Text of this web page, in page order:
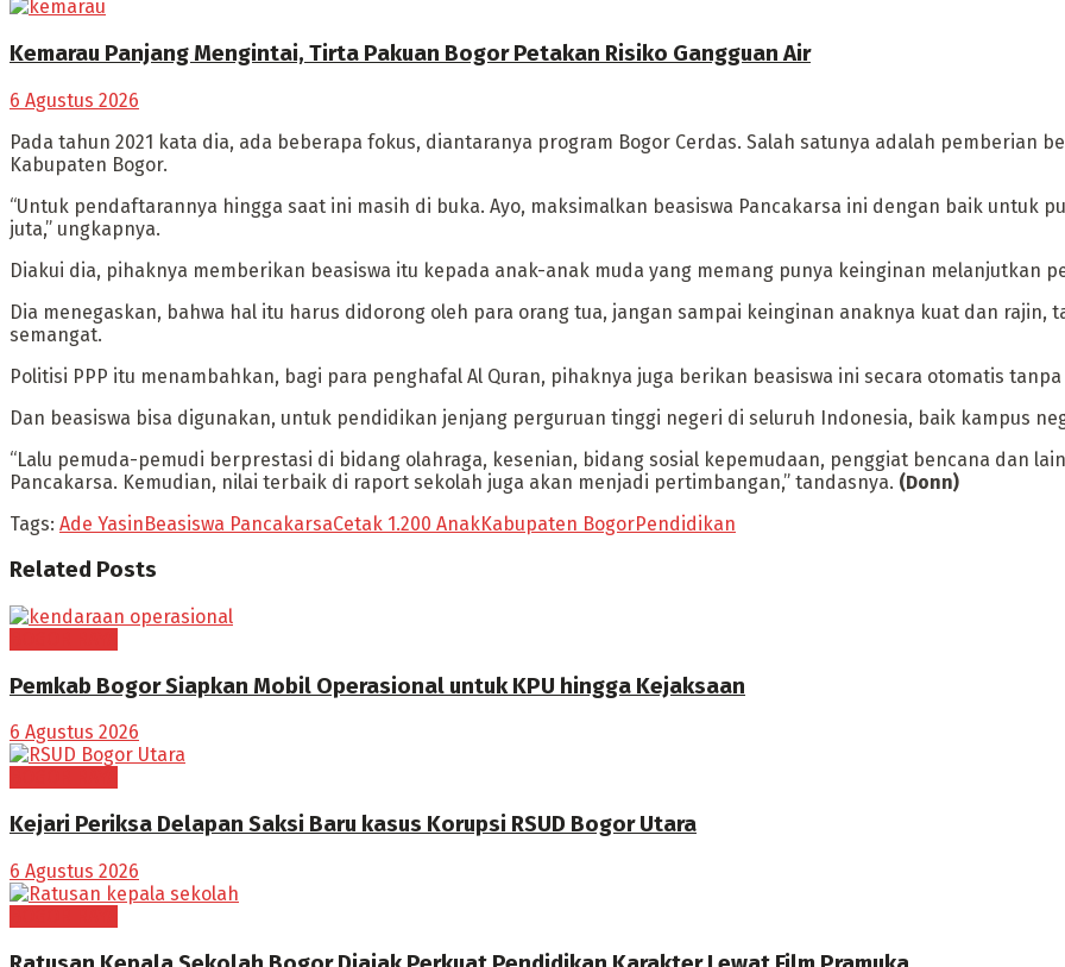
Kemarau Panjang Mengintai, Tirta Pakuan Bogor Petakan Risiko Gangguan Air
6 Agustus 2026
Pada tahun 2021 kata dia, ada beberapa fokus, diantaranya program Bogor Cerdas. Salah satunya adalah pemberian
Kabupaten Bogor.
“Untuk pendaftarannya hingga saat ini masih di buka. Ayo, maksimalkan beasiswa Pancakarsa ini dengan baik untuk
juta,” ungkapnya.
Diakui dia, pihaknya memberikan beasiswa itu kepada anak-anak muda yang memang punya keinginan melanjutkan
Dia menegaskan, bahwa hal itu harus didorong oleh para orang tua, jangan sampai keinginan anaknya kuat dan
semangat.
Politisi PPP itu menambahkan, bagi para penghafal Al Quran, pihaknya juga berikan beasiswa ini secara otomatis
Dan beasiswa bisa digunakan, untuk pendidikan jenjang perguruan tinggi negeri di seluruh Indonesia, baik kampus
“Lalu pemuda-pemudi berprestasi di bidang olahraga, kesenian, bidang sosial kepemudaan, penggiat bencana dan
Pancakarsa. Kemudian, nilai terbaik di raport sekolah juga akan menjadi pertimbangan,” tandasnya. (Donn)
Tags: Ade YasinBeasiswa PancakarsaCetak 1.200 AnakKabupaten BogorPendidikan
Related Posts
Pemkab Bogor Siapkan Mobil Operasional untuk KPU hingga Kejaksaan
6 Agustus 2026
Kejari Periksa Delapan Saksi Baru kasus Korupsi RSUD Bogor Utara
6 Agustus 2026